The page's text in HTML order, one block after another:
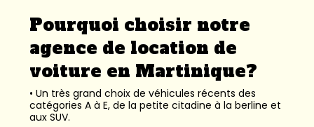
Pourquoi choisir notre
agence de location de
voiture en Martinique?
• Un très grand choix de véhicules récents des
catégories A à E, de la petite citadine à la berline et
aux SUV.